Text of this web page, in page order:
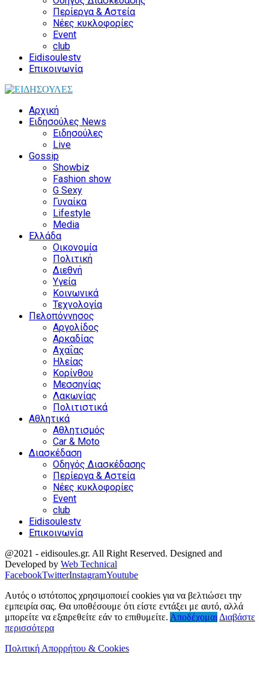
Περίεργα & Αστεία
Νέες κυκλοφορίες
Event
club
Eidisoulestv
Επικοινωνία
Αρχική
Ειδησούλες News
Ειδησούλες
Live
Gossip
Showbiz
Fashion show
G Sexy
Γυναίκα
Lifestyle
Media
Ελλάδα
Οικονομία
Πολιτική
Διεθνή
Υγεία
Κοινωνικά
Τεχνολογία
Πελοπόννησος
Αργολίδος
Αρκαδίας
Αχαΐας
Ηλείας
Κορίνθου
Μεσσηνίας
Λακωνίας
Πολιτιστικά
Αθλητικά
Αθλητισμός
Car & Moto
Διασκέδαση
Οδηγός Διασκέδασης
Περίεργα & Αστεία
Νέες κυκλοφορίες
Event
club
Eidisoulestv
Επικοινωνία
@2021 - eidisoules.gr. All Right Reserved. Designed and
Developed by Web Technical
FacebookTwitterInstagramYoutube
Αυτός ο ιστότοπος χρησιμοποιεί cookies για να βελτιώσει την
εμπειρία σας. Θα υποθέσουμε ότι είστε εντάξει με αυτό, αλλά
μπορείτε να εξαιρεθείτε εάν το επιθυμείτε. Αποδέχομαι Διαβάστε
περισσότερα
Πολιτική Απορρήτου & Cookies